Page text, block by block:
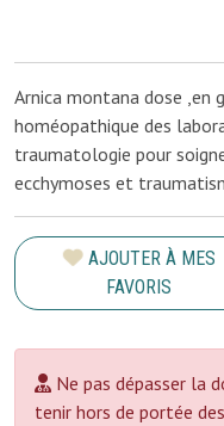
Arnica montana dose ,en
homéopathique des
traumatologie pour
ecchymoses et
AJOUTER À MES
FAVORIS
Ne pas dépasser la
tenir hors de portée